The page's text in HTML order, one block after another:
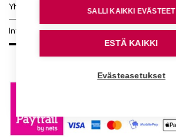
Yhteydenotto
Info
SALLI KAIKKI EVÄSTEET
ESTÄ KAIKKI
Evästeasetukset